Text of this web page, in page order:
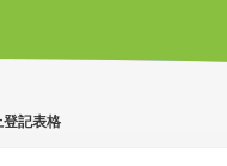
登記表格